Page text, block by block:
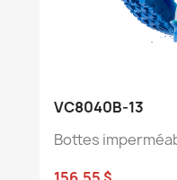
VC8040B-13
Bottes